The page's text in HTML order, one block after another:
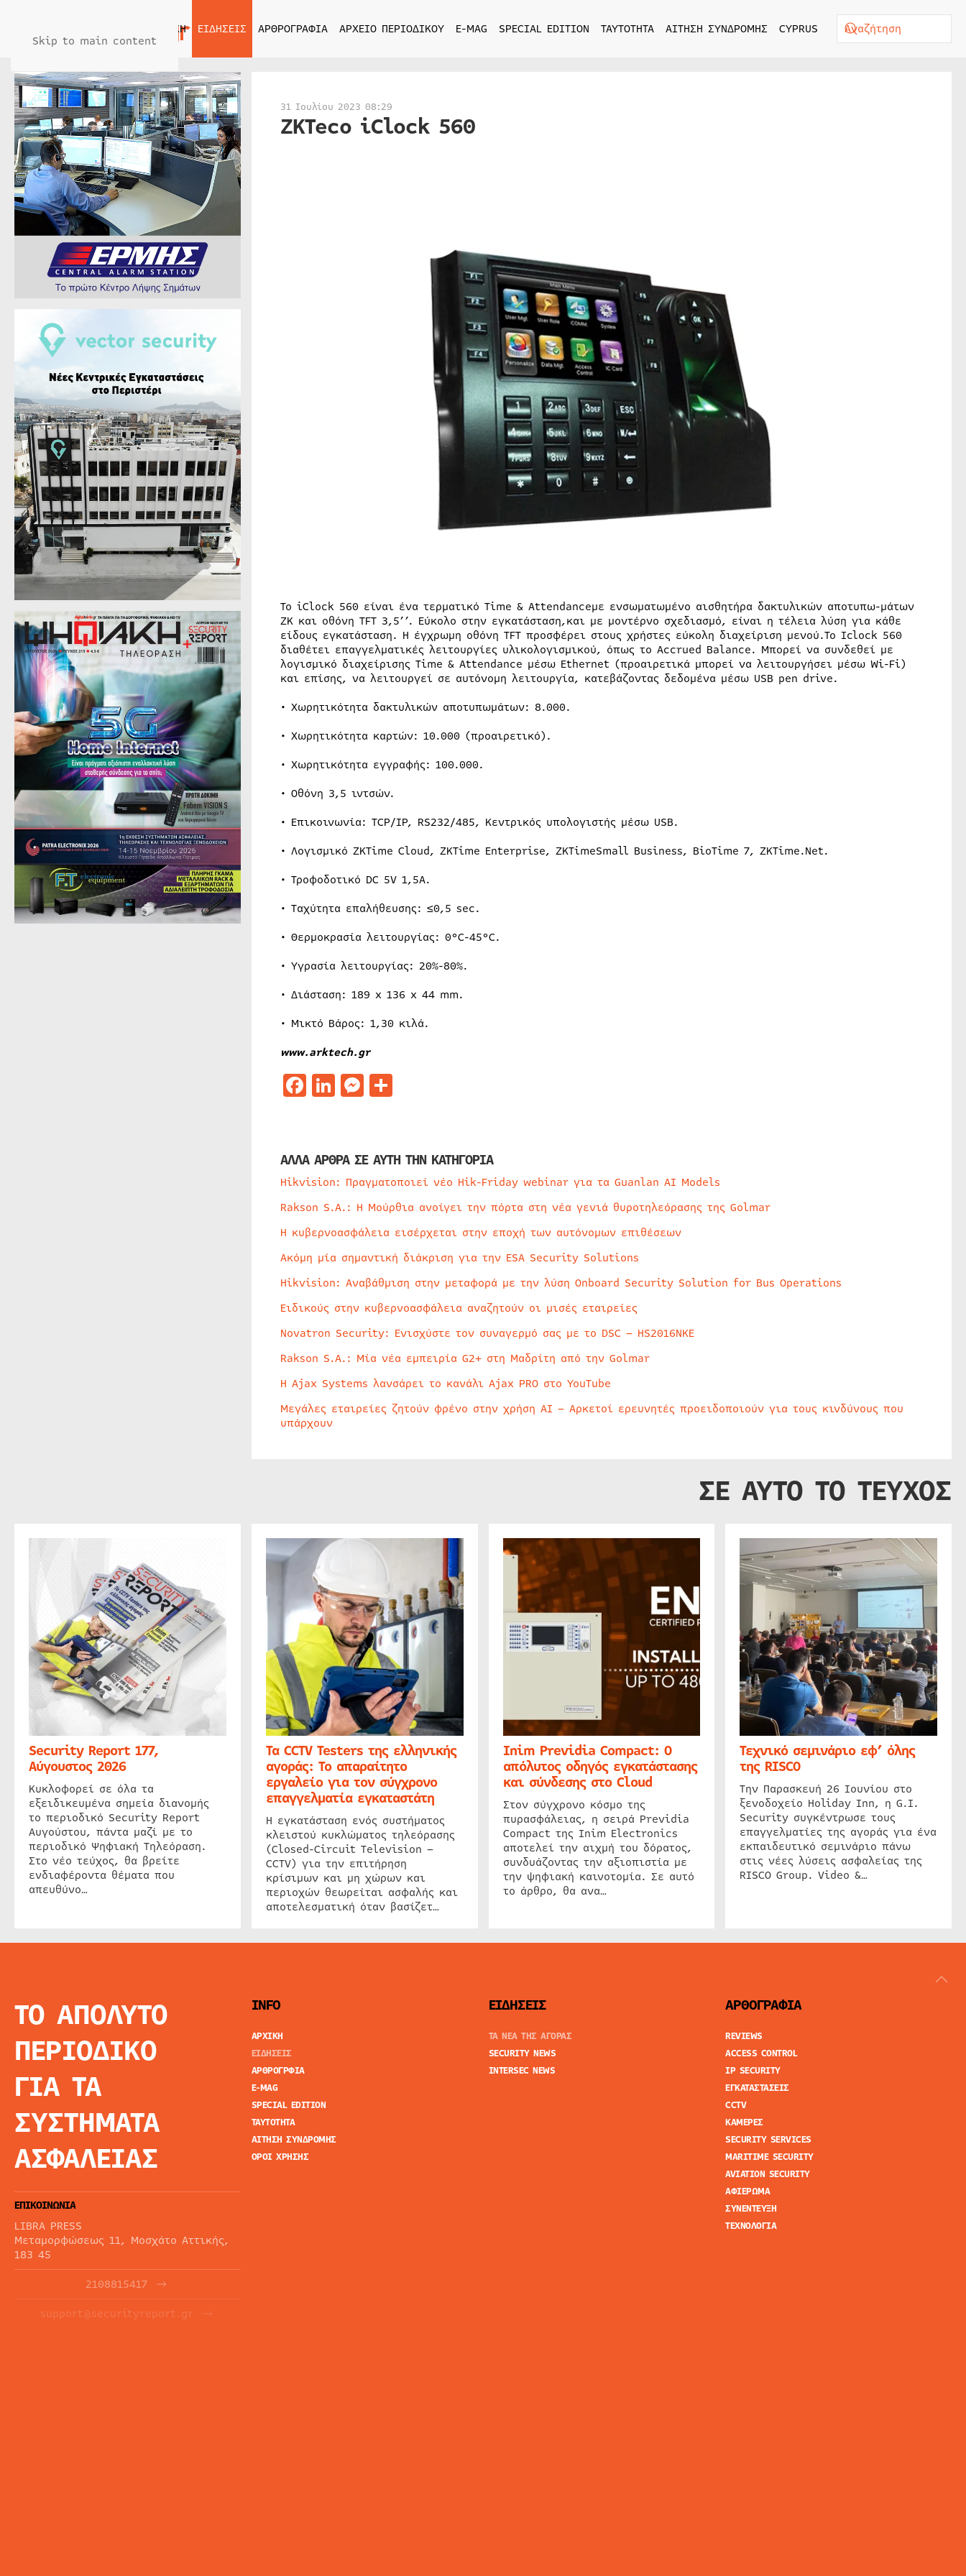
Skip to main content
ΑΡΧΙΚΗ ΕΙΔΗΣΕΙΣ ΑΡΘΡΟΓΡΑΦΙΑ ΑΡΧΕΙΟ ΠΕΡΙΟΔΙΚΟΥ E-MAG SPECIAL EDITION ΤΑΥΤΟΤΗΤΑ ΑΙΤΗΣΗ ΣΥΝΔΡΟΜΗΣ CYPRUS
31 Ιουλίου 2023 08:29
ZKTeco iClock 560
Το iClock 560 είναι ένα τερματικό Time & Attendanceμε ενσωματωμένο αισθητήρα δακτυλικών αποτυπω-μάτων
ZK και οθόνη TFT 3,5’’. Εύκολο στην εγκατάσταση,και με μοντέρνο σχεδιασμό, είναι η τέλεια λύση για κάθε
είδους εγκατάσταση. Η έγχρωμη οθόνη TFT προσφέρει στους χρήστες εύκολη διαχείριση μενού.Το Iclock 560
διαθέτει επαγγελματικές λειτουργίες υλικολογισμικού, όπως το Accrued Balance. Μπορεί να συνδεθεί με
λογισμικό διαχείρισης Time & Attendance μέσω Ethernet (προαιρετικά μπορεί να λειτουργήσει μέσω Wi-Fi)
και επίσης, να λειτουργεί σε αυτόνομη λειτουργία, κατεβάζοντας δεδομένα μέσω USB pen drive.
• Χωρητικότητα δακτυλικών αποτυπωμάτων: 8.000.
• Χωρητικότητα καρτών: 10.000 (προαιρετικό).
• Χωρητικότητα εγγραφής: 100.000.
• Οθόνη 3,5 ιντσών.
• Επικοινωνία: TCP/IP, RS232/485, Κεντρικός υπολογιστής μέσω USB.
• Λογισμικό ZKTime Cloud, ZKTime Enterprise, ZKTimeSmall Business, BioTime 7, ZKTime.Net.
• Τροφοδοτικό DC 5V 1,5A.
• Ταχύτητα επαλήθευσης: ≤0,5 sec.
• Θερμοκρασία λειτουργίας: 0°C-45°C.
• Υγρασία λειτουργίας: 20%-80%.
• Διάσταση: 189 x 136 x 44 mm.
• Μικτό Βάρος: 1,30 κιλά.
www.arktech.gr
Facebook
LinkedIn
Messenger
Μοιραστείτε
ΑΛΛΑ ΑΡΘΡΑ ΣΕ ΑΥΤΗ ΤΗΝ ΚΑΤΗΓΟΡΙΑ
Hikvision: Πραγματοποιεί νέο Hik-Friday webinar για τα Guanlan AI Models
Rakson S.A.: Η Μούρθια ανοίγει την πόρτα στη νέα γενιά θυροτηλεόρασης της Golmar
Η κυβερνοασφάλεια εισέρχεται στην εποχή των αυτόνομων επιθέσεων
Ακόμη μία σημαντική διάκριση για την ESA Security Solutions
Hikvision: Αναβάθμιση στην μεταφορά με την λύση Onboard Security Solution for Bus Operations
Ειδικούς στην κυβερνοασφάλεια αναζητούν οι μισές εταιρείες
Novatron Security: Ενισχύστε τον συναγερμό σας με το DSC – HS2016NKE
Rakson S.A.: Μία νέα εμπειρία G2+ στη Μαδρίτη από την Golmar
Η Ajax Systems λανσάρει το κανάλι Ajax PRO στο YouTube
Μεγάλες εταιρείες ζητούν φρένο στην χρήση AI – Αρκετοί ερευνητές προειδοποιούν για τους κινδύνους που
υπάρχουν
ΣΕ ΑΥΤΟ ΤΟ ΤΕΥΧΟΣ
Security Report 177,
Αύγουστος 2026
Κυκλοφορεί σε όλα τα
εξειδικευμένα σημεία διανομής
το περιοδικό Security Report
Αυγούστου, πάντα μαζί με το
περιοδικό Ψηφιακή Τηλεόραση.
Στο νέο τεύχος, θα βρείτε
ενδιαφέροντα θέματα που
απευθύνο…
Τα CCTV Testers της ελληνικής
αγοράς: Το απαραίτητο
εργαλείο για τον σύγχρονο
επαγγελματία εγκαταστάτη
Η εγκατάσταση ενός συστήματος
κλειστού κυκλώματος τηλεόρασης
(Closed-Circuit Television –
CCTV) για την επιτήρηση
κρίσιμων και μη χώρων και
περιοχών θεωρείται ασφαλής και
αποτελεσματική όταν βασίζετ…
Inim Previdia Compact: Ο
απόλυτος οδηγός εγκατάστασης
και σύνδεσης στο Cloud
Στον σύγχρονο κόσμο της
πυρασφάλειας, η σειρά Previdia
Compact της Inim Electronics
αποτελεί την αιχμή του δόρατος,
συνδυάζοντας την αξιοπιστία με
την ψηφιακή καινοτομία. Σε αυτό
το άρθρο, θα ανα…
Τεχνικό σεμινάριο εφ’ όλης
της RISCO
Την Παρασκευή 26 Ιουνίου στο
ξενοδοχείο Holiday Inn, η G.I.
Security συγκέντρωσε τους
επαγγελματίες της αγοράς για ένα
εκπαιδευτικό σεμινάριο πάνω
στις νέες λύσεις ασφαλείας της
RISCO Group. Video &…
ΤΟ ΑΠΟΛΥΤΟ
ΠΕΡΙΟΔΙΚΟ
ΓΙΑ ΤΑ
ΣΥΣΤΗΜΑΤΑ
ΑΣΦΑΛΕΙΑΣ
ΕΠΙΚΟΙΝΩΝΙΑ
LIBRA PRESS
Μεταμορφώσεως 11, Μοσχάτο Αττικής,
183 45
2108815417
support@securityreport.gr
INFO
ΑΡΧΙΚΗ
ΕΙΔΗΣΕΙΣ
ΑΡΘΡΟΓΡΦΙΑ
E-MAG
SPECIAL EDITION
ΤΑΥΤΟΤΗΤΑ
ΑΙΤΗΣΗ ΣΥΝΔΡΟΜΗΣ
ΟΡΟΙ ΧΡΗΣΗΣ
ΕΙΔΗΣΕΙΣ
ΤΑ ΝΕΑ ΤΗΣ ΑΓΟΡΑΣ
SECURITY NEWS
INTERSEC NEWS
ΑΡΘΟΓΡΑΦΙΑ
REVIEWS
ACCESS CONTROL
IP SECURITY
ΕΓΚΑΤΑΣΤΑΣΕΙΣ
CCTV
ΚΑΜΕΡΕΣ
SECURITY SERVICES
MARITIME SECURITY
AVIATION SECURITY
ΑΦΙΕΡΩΜΑ
ΣΥΝΕΝΤΕΥΞΗ
ΤΕΧΝΟΛΟΓΙΑ